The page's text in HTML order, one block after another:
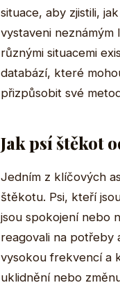
situace, aby zjistili,
vystaveni neznámým
různými situacemi
databází, které
přizpůsobit své
Jak psí štěkot
Jedním z klíčových
štěkotu. Psi, kteří
jsou spokojení nebo
reagovali na potřeby
vysokou frekvencí a
uklidnění nebo